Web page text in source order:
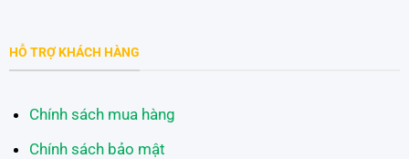
HỖ TRỢ KHÁCH HÀNG
Chính sách mua hàng
Chính sách bảo mật